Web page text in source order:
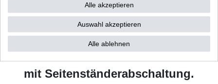
Passend entsprechend der
Originalkennzeichnung:
MN9 CI554
mit Seitenständerabschaltung.
Alle akzeptieren
Auswahl akzeptieren
Alle ablehnen